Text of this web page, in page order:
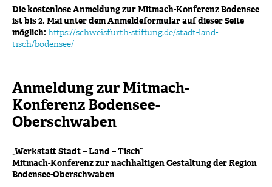
Die kostenlose Anmeldung zur Mitmach-Konferenz Bodensee
ist bis 2. Mai unter dem Anmeldeformular auf dieser Seite
möglich: https://schweisfurth-stiftung.de/stadt-land-
tisch/bodensee/
Anmeldung zur Mitmach-
Konferenz Bodensee-
Oberschwaben
„Werkstatt Stadt – Land – Tisch“
Mitmach-Konferenz zur nachhaltigen Gestaltung der Region
Bodensee-Oberschwaben